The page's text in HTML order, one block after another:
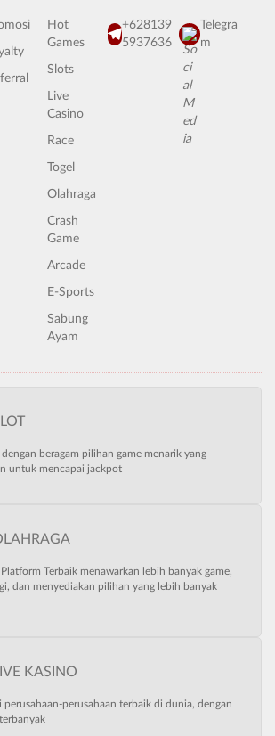
Hot
Games
Slots
Live
Casino
Race
Togel
Olahraga
Crash
Game
Arcade
E-Sports
Sabung
Ayam
+628139
5937636
Telegra
m
beragam pilihan game menarik yang
untuk mencapai jackpot
Terbaik menawarkan lebih banyak game,
dan menyediakan pilihan yang lebih banyak
KASINO
perusahaan-perusahaan terbaik di dunia, dengan